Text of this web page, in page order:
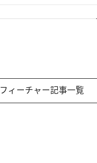
フィーチャー記事一覧